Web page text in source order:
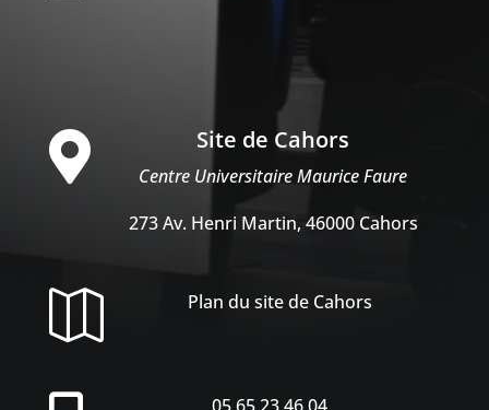
 Site de Cahors
Centre Universitaire Maurice Faure
273 Av. Henri Martin, 46000 Cahors
 Plan du site de Cahors